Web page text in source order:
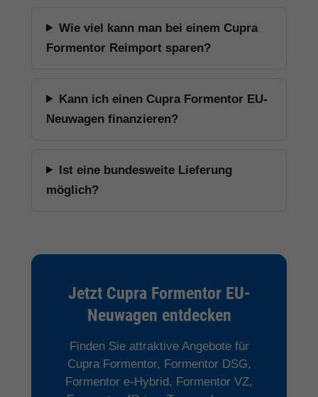
Wie viel kann man bei einem Cupra
Formentor Reimport sparen?
Kann ich einen Cupra Formentor EU-
Neuwagen finanzieren?
Ist eine bundesweite Lieferung
möglich?
Jetzt Cupra Formentor EU-
Neuwagen entdecken
Finden Sie attraktive Angebote für
Cupra Formentor, Formentor DSG,
Formentor e-Hybrid, Formentor VZ,